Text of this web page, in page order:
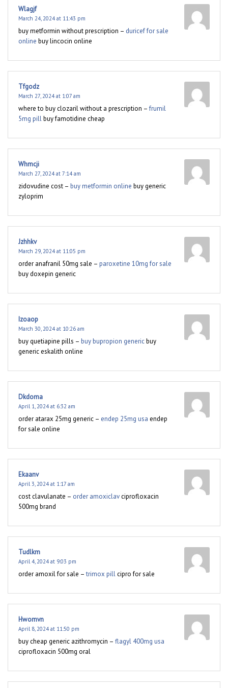
Wlagjf
March 24, 2024 at 11:43 pm
buy metformin without prescription – duricef for sale
online buy lincocin online
Tfgodz
March 27, 2024 at 1:07 am
where to buy clozaril without a prescription –frumil
5mg pillbuy famotidine cheap
Whmcji
March 27, 2024 at 7:14 am
zidovudine cost – buy metformin online buy generic
zyloprim
Jzhhkv
March 29, 2024 at 11:05 pm
order anafranil 50mg sale – paroxetine 10mg for sale
buy doxepin generic
Izoaop
March 30, 2024 at 10:26 am
buy quetiapine pills – buy bupropion genericbuy
generic eskalith online
Dkdoma
April 1, 2024 at 6:32 am
order atarax 25mg generic – endep 25mg usa endep
for sale online
Ekaanv
April 3, 2024 at 1:17 am
cost clavulanate – order amoxiclavciprofloxacin
500mg brand
Tudlkm
April 4, 2024 at 9:03 pm
order amoxil for sale –trimox pillcipro for sale
Hwomvn
April 8, 2024 at 11:50 pm
buy cheap generic azithromycin – flagyl 400mg usa
ciprofloxacin 500mg oral